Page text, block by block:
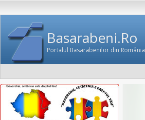
Basarabeni.Ro
Portalul Basarabenilor din România